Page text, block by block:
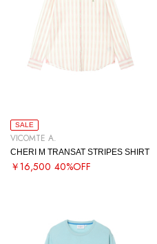
SALE
VICOMTE A.
CHERI M TRANSAT STRIPES SHIRT
￥16,500 40%OFF